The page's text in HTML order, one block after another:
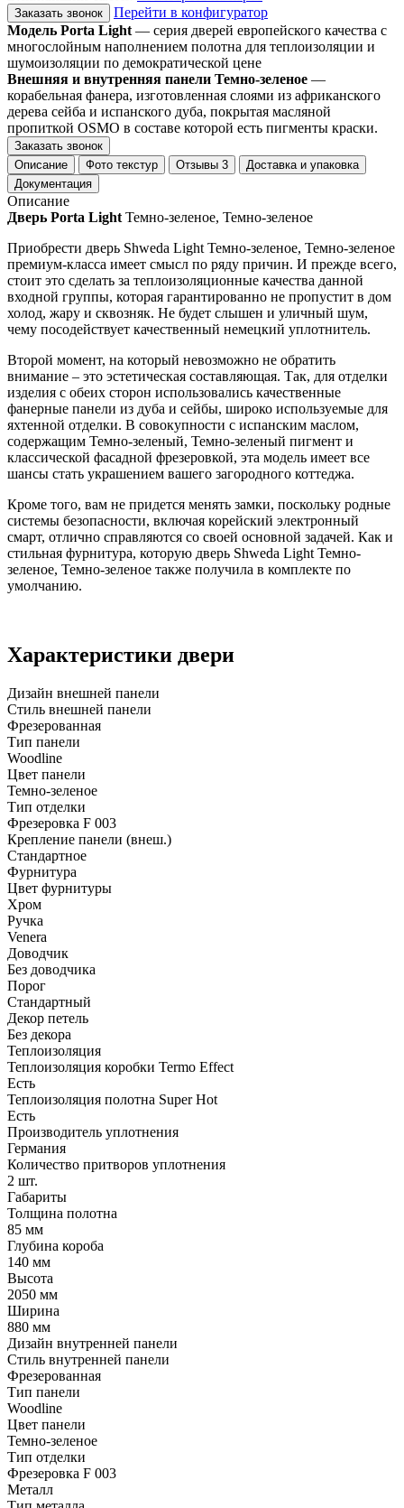
Заказать звонок
Перейти в конфигуратор
Модель Porta Light — серия дверей европейского качества с
многослойным наполнением полотна для теплоизоляции и
шумоизоляции по демократической цене
Внешняя и внутренняя панели Темно-зеленое —
корабельная фанера, изготовленная слоями из африканского
дерева сейба и испанского дуба, покрытая масляной
пропиткой OSMO в составе которой есть пигменты краски.
Заказать звонок
Описание
Фото текстур Отзывы 3
Доставка и упаковка
Документация
Описание
Дверь Porta Light Темно-зеленое, Темно-зеленое
Приобрести дверь Shweda Light Темно-зеленое, Темно-зеленое
премиум-класса имеет смысл по ряду причин. И прежде всего,
стоит это сделать за теплоизоляционные качества данной
входной группы, которая гарантированно не пропустит в дом
холод, жару и сквозняк. Не будет слышен и уличный шум,
чему посодействует качественный немецкий уплотнитель.
Второй момент, на который невозможно не обратить
внимание – это эстетическая составляющая. Так, для отделки
изделия с обеих сторон использовались качественные
фанерные панели из дуба и сейбы, широко используемые для
яхтенной отделки. В совокупности с испанским маслом,
содержащим Темно-зеленый, Темно-зеленый пигмент и
классической фасадной фрезеровкой, эта модель имеет все
шансы стать украшением вашего загородного коттеджа.
Кроме того, вам не придется менять замки, поскольку родные
системы безопасности, включая корейский электронный
смарт, отлично справляются со своей основной задачей. Как и
стильная фурнитура, которую дверь Shweda Light Темно-
зеленое, Темно-зеленое также получила в комплекте по
умолчанию.
Характеристики двери
Дизайн внешней панели
Стиль внешней панели
Фрезерованная
Тип панели
Woodline
Цвет панели
Темно-зеленое
Тип отделки
Фрезеровка F 003
Крепление панели (внеш.)
Стандартное
Фурнитура
Цвет фурнитуры
Хром
Ручка
Venera
Доводчик
Без доводчика
Порог
Стандартный
Декор петель
Без декора
Теплоизоляция
Теплоизоляция коробки Termo Effect
Есть
Теплоизоляция полотна Super Нot
Есть
Производитель уплотнения
Германия
Количество притворов уплотнения
2 шт.
Габариты
Толщина полотна
85 мм
Глубина короба
140 мм
Высота
2050 мм
Ширина
880 мм
Дизайн внутренней панели
Стиль внутренней панели
Фрезерованная
Тип панели
Woodline
Цвет панели
Темно-зеленое
Тип отделки
Фрезеровка F 003
Металл